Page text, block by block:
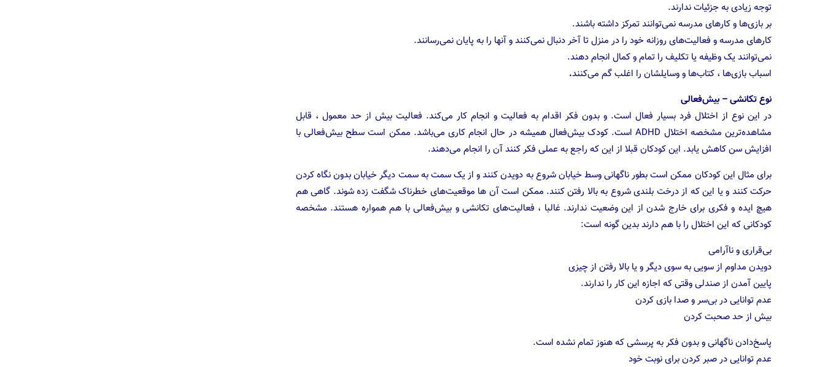
توجه زیادی به جزئیات ندارند.
بر بازی‌ها و کارهای مدرسه نمی‌توانند تمرکز داشته باشند.
کارهای مدرسه و فعالیت‌های روزانه خود را در منزل تا آخر دنبال نمی‌کنند و آنها را به پایان نمی‌رسانند.
‌نمی‌توانند یک وظیفه یا تکلیف را تمام و کمال انجام دهند.
اسباب بازی‌ها ، کتاب‌ها و وسایلشان را اغلب گم می‌کنند.
نوع تکانشی – بیش‌فعالی
در این نوع از اختلال فرد بسیار فعال است. و بدون فکر اقدام به فعالیت و انجام کار می‌کند. فعالیت بیش از حد معمول ، قابل
مشاهده‌ترین مشخصه اختلال ADHD است. کودک بیش‌فعال همیشه در حال انجام کاری می‌باشد. ممکن است سطح بیش‌فعالی با
افزایش سن کاهش یابد. این کودکان قبلا از این که راجع به عملی فکر کنند آن را انجام می‌دهند.
برای مثال این کودکان ممکن است بطور ناگهانی وسط خیابان شروع به دویدن کنند و از یک سمت به سمت دیگر خیابان بدون نگاه کردن
حرکت کنند و یا این که از درخت بلندی شروع به بالا رفتن کنند. ممکن است آن ها موقعیت‌های خطرناک شگفت زده شوند. گاهی هم
هیچ ایده و فکری برای خارج شدن از این وضعیت ندارند. غالبا ، فعالیت‌های تکانشی و بیش‌فعالی با هم همواره هستند. مشخصه
کودکانی که این اختلال را با هم دارند بدین گونه است:
بی‌قراری و ناآرامی
‌دویدن مداوم از سویی به سوی دیگر و یا بالا رفتن از چیزی
پایین آمدن از صندلی وقتی که اجازه این کار را ندارند.
عدم توانایی در بی‌سر و صدا بازی کردن
بیش از حد صحبت کردن
پاسخ‌دادن ناگهانی و بدون فکر به پرسشی که هنوز تمام نشده است.
عدم توانایی در صبر کردن برای نوبت خود